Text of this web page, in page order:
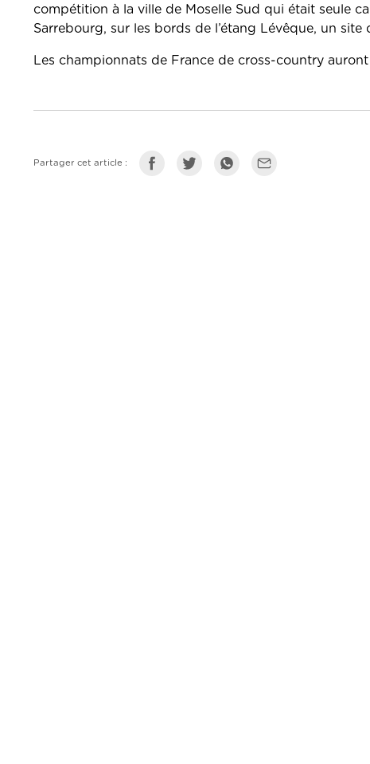
compétition à la ville de Moselle Sud qui était seule
Sarrebourg, sur les bords de l’étang Lévêque, un
Les championnats de France de cross-country
Partager cet article :